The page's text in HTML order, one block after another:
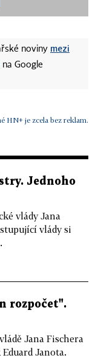
noviny mezi
na Google
HN+ je zcela bez reklam.
Jednoho
vlády Jana
vlády si
rozpočet".
Jana Fischera
Janota.